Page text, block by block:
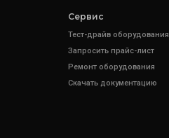
Сервис
Тест-драйв оборудования
Запросить прайс-лист
Ремонт оборудования
Скачать документацию